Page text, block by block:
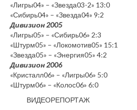
«Лигры04» – «Звезда03-2» 13:0
«Сибирь04» – «Звезда04» 9:2
Дивизион 2005
«Лигры05» – «Сибирь06» 2:3
«Штурм05» – «Локомотив05» 15:1
«Звезда05» – «Энергия05» 4:2
Дивизион 2006
«Кристалл06» – «Лигры06» 5:0
«Штурм06» – «Колос06» 6:0
ВИДЕОРЕПОРТАЖ